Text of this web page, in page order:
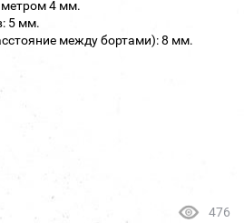
4 мм.
5 мм.
между бортами): 8 мм.
476